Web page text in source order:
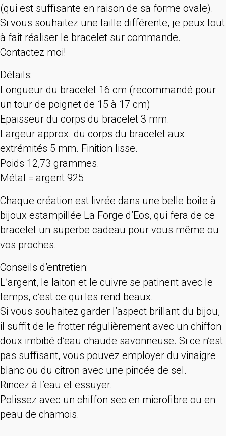
(qui est suffisante en raison de sa forme ovale).
Si vous souhaitez une taille différente, je peux tout
à fait réaliser le bracelet sur commande.
Contactez moi!
Détails:
Longueur du bracelet 16 cm (recommandé pour
un tour de poignet de 15 à 17 cm)
Epaisseur du corps du bracelet 3 mm.
Largeur approx. du corps du bracelet aux
extrémités 5 mm. Finition lisse.
Poids 12,73 grammes.
Métal = argent 925
Chaque création est livrée dans une belle boite à
bijoux estampillée La Forge d’Eos, qui fera de ce
bracelet un superbe cadeau pour vous même ou
vos proches.
Conseils d’entretien:
L’argent, le laiton et le cuivre se patinent avec le
temps, c’est ce qui les rend beaux.
Si vous souhaitez garder l’aspect brillant du bijou,
il suffit de le frotter régulièrement avec un chiffon
doux imbibé d’eau chaude savonneuse. Si ce n’est
pas suffisant, vous pouvez employer du vinaigre
blanc ou du citron avec une pincée de sel.
Rincez à l’eau et essuyer.
Polissez avec un chiffon sec en microfibre ou en
peau de chamois.